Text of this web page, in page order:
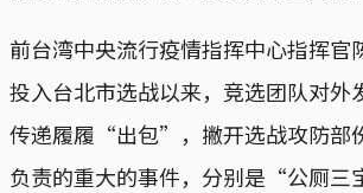
前台湾中央流行疫情指挥中心指挥官
投入台北市选战以来，竞选团队对外
传递履履“出包”，撇开选战攻防部
负责的重大的事件，分别是“公厕三